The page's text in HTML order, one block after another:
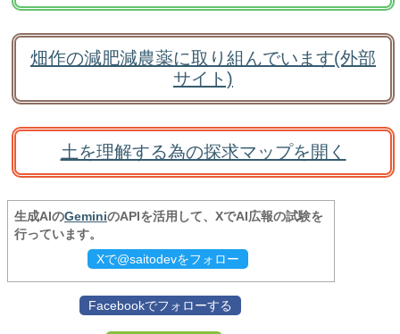
畑作の減肥減農薬に取り組んでいます(外部
サイト)
土を理解する為の探求マップを開く
生成AIのGeminiのAPIを活用して、XでAI広報の試験を
行っています。
Xで@saitodevをフォロー
Facebookでフォローする